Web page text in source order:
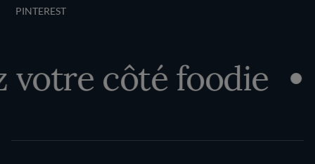
PINTEREST
côté foodie